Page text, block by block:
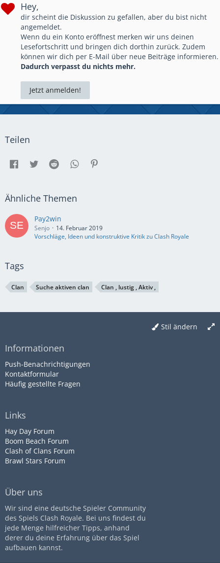
Hey,
dir scheint die Diskussion zu gefallen, aber du bist nicht
angemeldet.
Wenn du ein Konto eröffnest merken wir uns deinen
Lesefortschritt und bringen dich dorthin zurück. Zudem
können wir dich per E-Mail über neue Beiträge informieren.
Dadurch verpasst du nichts mehr.
Jetzt anmelden!
Teilen
Ähnliche Themen
Pay2win
Senjo
14. Februar 2019
Vorschläge, Ideen und konstruktive Kritik zu Clash Royale
Tags
Clan Suche aktiven clan Clan , lustig , Aktiv ,
Stil ändern
Informationen
Push-Benachrichtigungen
Kontaktformular
Häufig gestellte Fragen
Links
Hay Day Forum
Boom Beach Forum
Clash of Clans Forum
Brawl Stars Forum
Über uns
Wir sind eine deutsche Spieler Community
des Spiels Clash Royale. Bei uns findest du
jede Menge hilfreicher Tipps, anhand
derer du deine Erfahrung über das Spiel
aufbauen kannst.